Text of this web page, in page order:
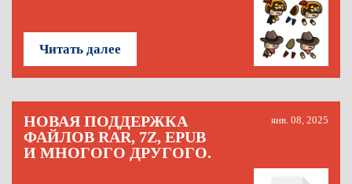
Читать далее
НОВАЯ ПОДДЕРЖКА
ФАЙЛОВ RAR, 7Z, EPUB
И МНОГОГО ДРУГОГО.
янв. 08, 2025